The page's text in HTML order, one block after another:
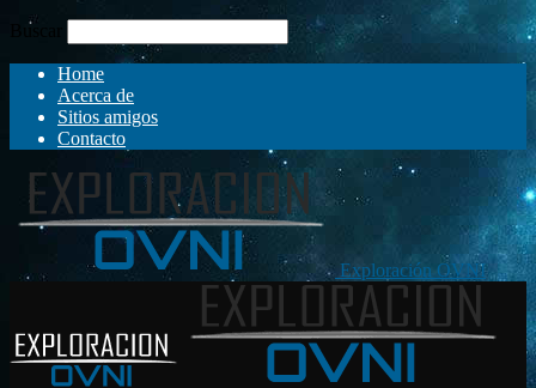
Buscar
Home
Acerca de
Sitios amigos
Contacto
Exploración OVNI